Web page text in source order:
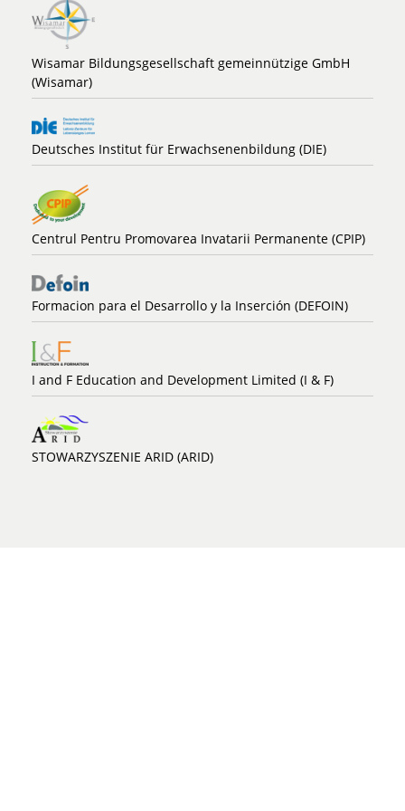
Wisamar Bildungsgesellschaft gemeinnützige GmbH
(Wisamar)
Deutsches Institut für Erwachsenenbildung (DIE)
Centrul Pentru Promovarea Invatarii Permanente (CPIP)
Formacion para el Desarrollo y la Inserción (DEFOIN)
I and F Education and Development Limited (I & F)
STOWARZYSZENIE ARID (ARID)